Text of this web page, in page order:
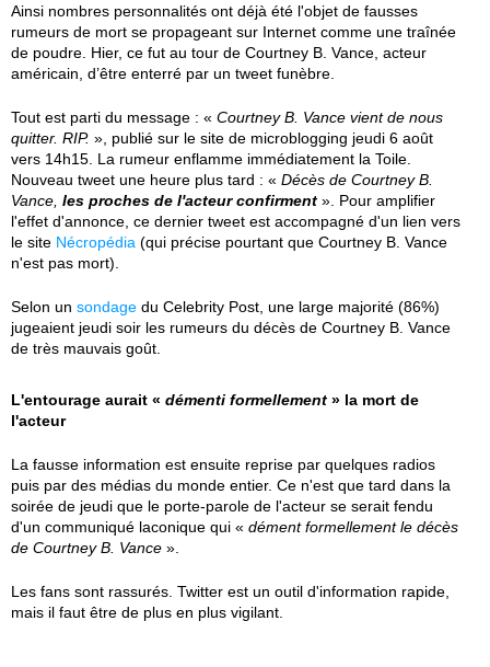
Ainsi nombres personnalités ont déjà été l'objet de fausses
rumeurs de mort se propageant sur Internet comme une traînée
de poudre. Hier, ce fut au tour de Courtney B. Vance, acteur
américain, d’être enterré par un tweet funèbre.
Tout est parti du message : « Courtney B. Vance vient de nous
quitter. RIP. », publié sur le site de microblogging jeudi 6 août
vers 14h15. La rumeur enflamme immédiatement la Toile.
Nouveau tweet une heure plus tard : « Décès de Courtney B.
Vance, les proches de l'acteur confirment ». Pour amplifier
l'effet d'annonce, ce dernier tweet est accompagné d'un lien vers
le site Nécropédia (qui précise pourtant que Courtney B. Vance
n'est pas mort).
Selon un sondage du Celebrity Post, une large majorité (86%)
jugeaient jeudi soir les rumeurs du décès de Courtney B. Vance
de très mauvais goût.
L'entourage aurait « démenti formellement » la mort de
l'acteur
La fausse information est ensuite reprise par quelques radios
puis par des médias du monde entier. Ce n'est que tard dans la
soirée de jeudi que le porte-parole de l'acteur se serait fendu
d'un communiqué laconique qui « dément formellement le décès
de Courtney B. Vance ».
Les fans sont rassurés. Twitter est un outil d'information rapide,
mais il faut être de plus en plus vigilant.